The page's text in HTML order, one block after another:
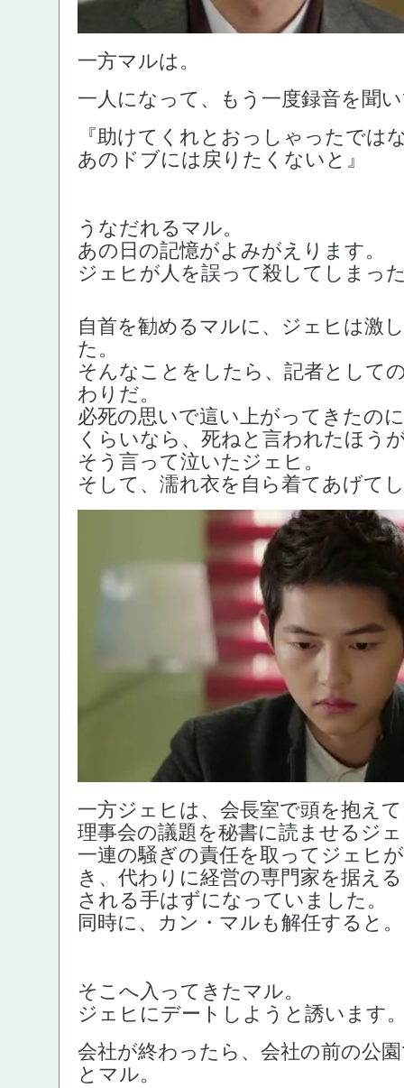
一方マルは。
一人になって、もう一度録音を聞
『助けてくれとおっしゃったでは
あのドブには戻りたくないと』
うなだれるマル。
あの日の記憶がよみがえります。
ジェヒが人を誤って殺してしまっ
自首を勧めるマルに、ジェヒは激
た。
そんなことをしたら、記者として
わりだ。
必死の思いで這い上がってきたの
くらいなら、死ねと言われたほう
そう言って泣いたジェヒ。
そして、濡れ衣を自ら着てあげて
一方ジェヒは、会長室で頭を抱え
理事会の議題を秘書に読ませるジ
一連の騒ぎの責任を取ってジェヒ
き、代わりに経営の専門家を据え
される手はずになっていました。
同時に、カン・マルも解任すると。
そこへ入ってきたマル。
ジェヒにデートしようと誘います
会社が終わったら、会社の前の公
とマル。